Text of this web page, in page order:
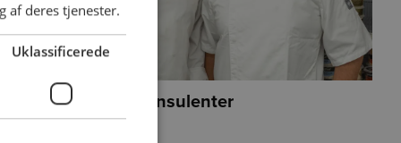
salgskonsulenter
af deres tjenester.
Uklassificerede